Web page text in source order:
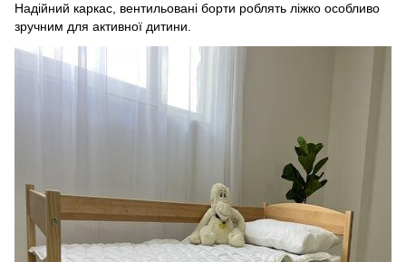
Надійний каркас, вентильовані борти роблять ліжко особливо
зручним для активної дитини.